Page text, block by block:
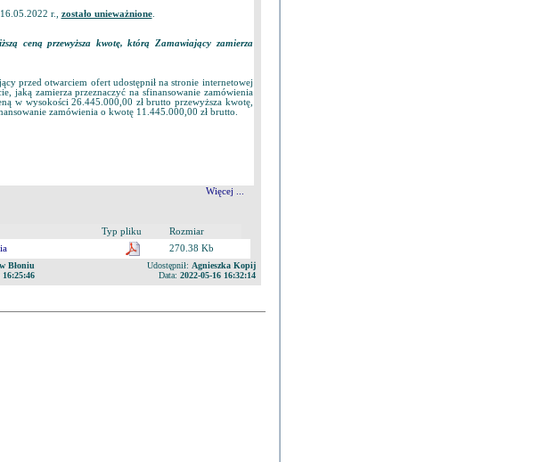
r., zostało unieważnione.
ceną przewyższa kwotę, którą Zamawiający zamierza
przed otwarciem ofert udostępnił na stronie internetowej
jaką zamierza przeznaczyć na sfinansowanie zamówienia
w wysokości 26.445.000,00 zł brutto przewyższa kwotę,
zamówienia o kwotę 11.445.000,00 zł brutto.
Więcej ...
Typ pliku
Rozmiar
270.38 Kb
Błoniu
16:25:46
Udostępnił: Agnieszka Kopij
Data: 2022-05-16 16:32:14